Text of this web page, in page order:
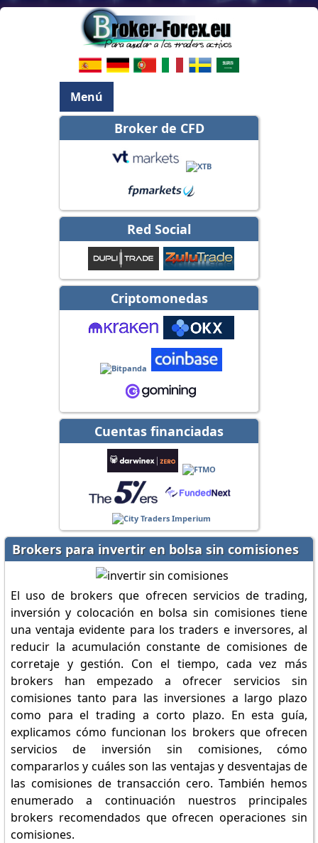
Menú
Broker de CFD
Red Social
Criptomonedas
Cuentas financiadas
Brokers para invertir en bolsa sin comisiones
El uso de brokers que ofrecen servicios de trading,
inversión y colocación en bolsa sin comisiones tiene
una ventaja evidente para los traders e inversores, al
reducir la acumulación constante de comisiones de
corretaje y gestión. Con el tiempo, cada vez más
brokers han empezado a ofrecer servicios sin
comisiones tanto para las inversiones a largo plazo
como para el trading a corto plazo. En esta guía,
explicamos cómo funcionan los brokers que ofrecen
servicios de inversión sin comisiones, cómo
compararlos y cuáles son las ventajas y desventajas de
las comisiones de transacción cero. También hemos
enumerado a continuación nuestros principales
brokers recomendados que ofrecen operaciones sin
comisiones.